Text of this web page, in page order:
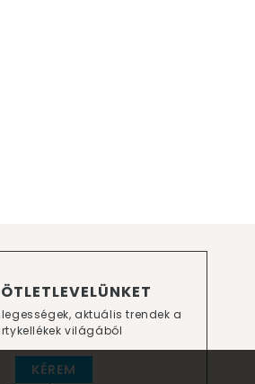
aktuális trendek a
világából
KÉREM